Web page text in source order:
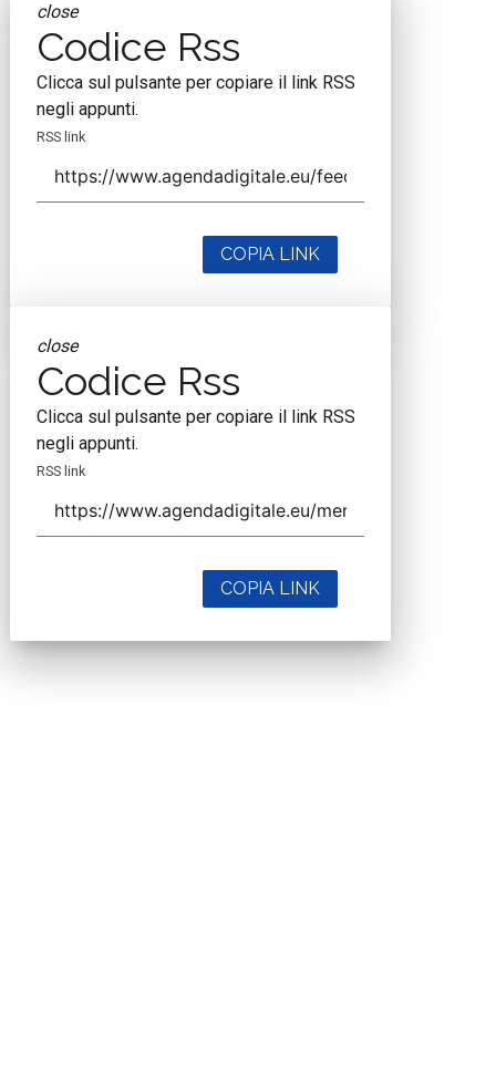
close
Codice Rss
Clicca sul pulsante per copiare il link RSS
negli appunti.
RSS link
COPIA LINK
close
Codice Rss
Clicca sul pulsante per copiare il link RSS
negli appunti.
RSS link
COPIA LINK